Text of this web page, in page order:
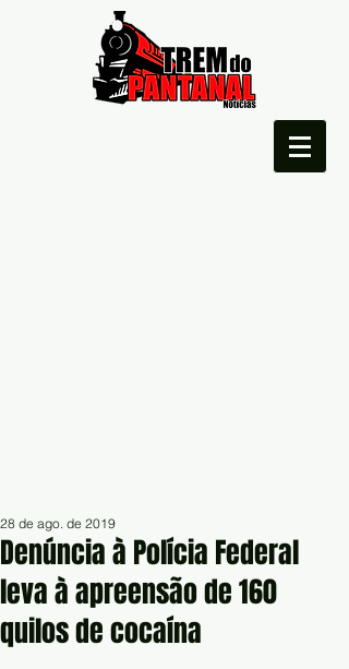
Denúncia à Polícia Federal
leva à apreensão de 160
quilos de cocaína
28 de ago. de 2019